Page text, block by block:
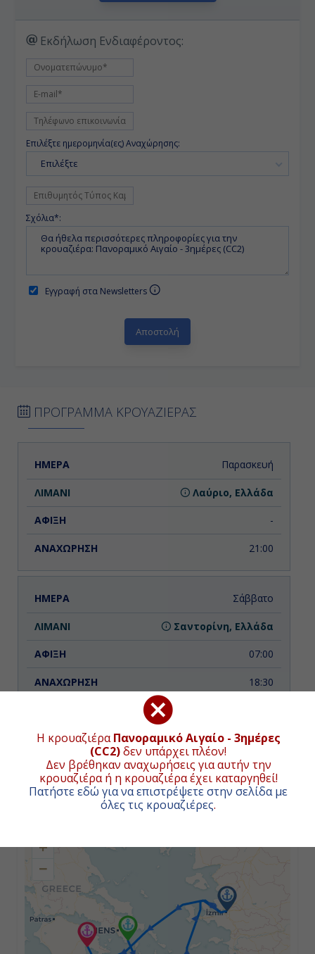
Η κρουαζιέραΠανοραμικό Αιγαίο - 3ημέρες
(CC2)δεν υπάρχει πλέον!
Δεν βρέθηκαν αναχωρήσεις για αυτήν την
κρουαζιέρα ή η κρουαζιέρα έχει καταργηθεί!
Πατήστε εδώ για να επιστρέψετε στην σελίδα με
όλες τις κρουαζιέρες.
Εκδήλωση Ενδιαφέροντος:
Επιλέξτε ημερομηνία(ες) Αναχώρησης:
Επιλέξτε
Σχόλια*:
Εγγραφή στα Newsletters
ΠΡΟΓΡΑΜΜΑ ΚΡΟΥΑΖΙΕΡΑΣ
ΗΜΕΡΑ ΑΝΑΧΩΡΗΣΗ
Παρασκευή
Λαύριο, Ελλάδα
-
21:00
Σάββατο
Σαντορίνη, Ελλάδα
07:00
18:30
Κυριακή
Σμύρνη, Τουρκία
08:30
Ναύπλιο, Ελλάδα
ΧΑΡΤΗΣ ΚΡΟΥΑΖΙΕΡΑΣ
Συνολική απόσταση κρουαζιέρας:550ναυτικά μίλια
(1019χλμ.)
+
−